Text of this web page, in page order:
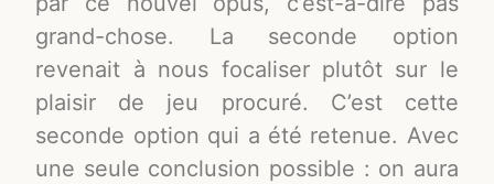
grand-chose. La seconde option
revenait à nous focaliser plutôt sur le
plaisir de jeu procuré. C’est cette
seconde option qui a été retenue. Avec
une seule conclusion possible : on aura